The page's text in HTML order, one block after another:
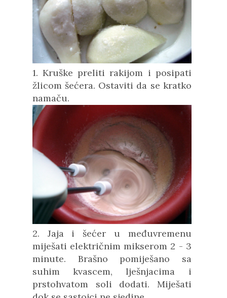
1. Kruške preliti rakijom i posipati
žlicom šećera. Ostaviti da se kratko
namaču.
2. Jaja i šećer u međuvremenu
miješati električnim mikserom 2 - 3
minute. Brašno pomiješano sa
suhim kvascem, lješnjacima i
prstohvatom soli dodati. Miješati